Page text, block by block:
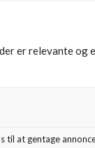
er relevante og
til at gentage